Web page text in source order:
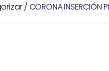
/ CORONA INSERCIÓN